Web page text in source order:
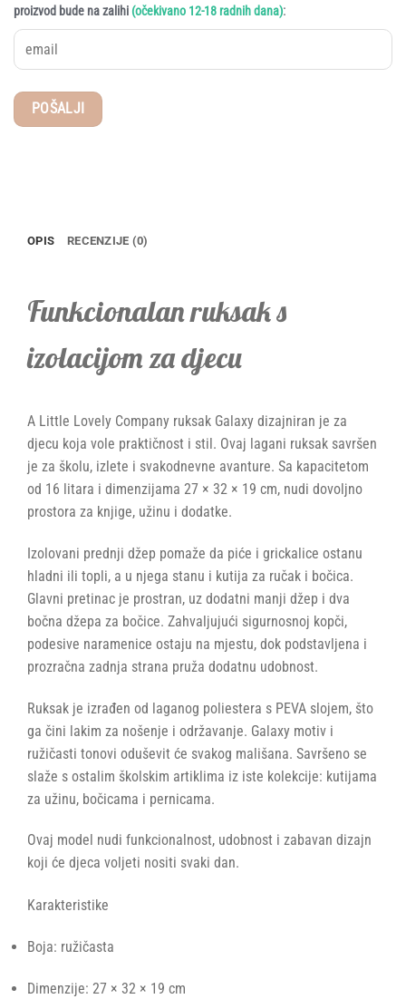
proizvod bude na zalihi (očekivano 12-18 radnih dana):
OPIS RECENZIJE (0)
Funkcionalan ruksak s
izolacijom za djecu
A Little Lovely Company ruksak Galaxy dizajniran je za
djecu koja vole praktičnost i stil. Ovaj lagani ruksak savršen
je za školu, izlete i svakodnevne avanture. Sa kapacitetom
od 16 litara i dimenzijama 27 × 32 × 19 cm, nudi dovoljno
prostora za knjige, užinu i dodatke.
Izolovani prednji džep pomaže da piće i grickalice ostanu
hladni ili topli, a u njega stanu i kutija za ručak i bočica.
Glavni pretinac je prostran, uz dodatni manji džep i dva
bočna džepa za bočice. Zahvaljujući sigurnosnoj kopči,
podesive naramenice ostaju na mjestu, dok podstavljena i
prozračna zadnja strana pruža dodatnu udobnost.
Ruksak je izrađen od laganog poliestera s PEVA slojem, što
ga čini lakim za nošenje i održavanje. Galaxy motiv i
ružičasti tonovi oduševit će svakog mališana. Savršeno se
slaže s ostalim školskim artiklima iz iste kolekcije: kutijama
za užinu, bočicama i pernicama.
Ovaj model nudi funkcionalnost, udobnost i zabavan dizajn
koji će djeca voljeti nositi svaki dan.
Karakteristike
Boja: ružičasta
Dimenzije: 27 × 32 × 19 cm